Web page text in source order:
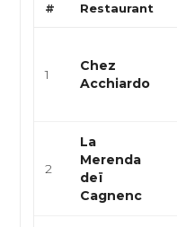
# Restaurant
1
Chez
Acchiardo
2
La
Merenda
deï
Cagnenc